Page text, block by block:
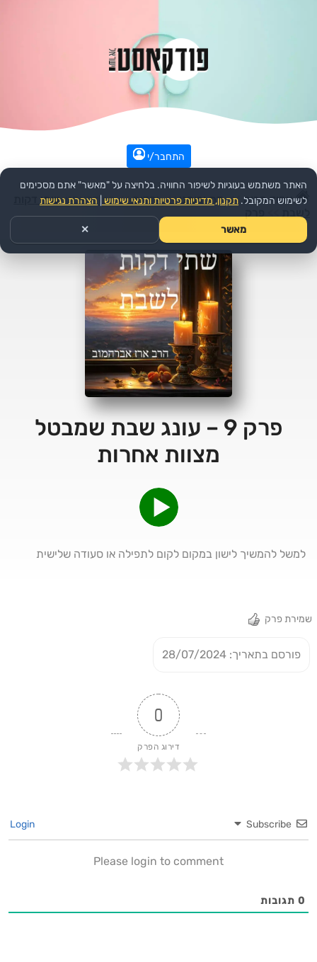
התחבר/י
עמוד הבית >> דת ורוחני >> יהדות >>הפודקאסט: שתי דקות
פרק 9 – עונג שבת שמבטל
מצוות אחרות
למשל להמשיך לישון במקום לקום לתפילה או סעודה שלישית
שמירת פרק
פורסם בתאריך: 28/07/2024
0
דירוג הפרק
Subscribe
Please login to comment
0 תגובות
האתר משתמש בעוגיות לשיפור החוויה. בלחיצה על "מאשר" אתם מסכימים
לשימוש המקובל. תקנון, מדיניות פרטיות ותנאי שימוש הצהרת נגישות
מאשר ✕